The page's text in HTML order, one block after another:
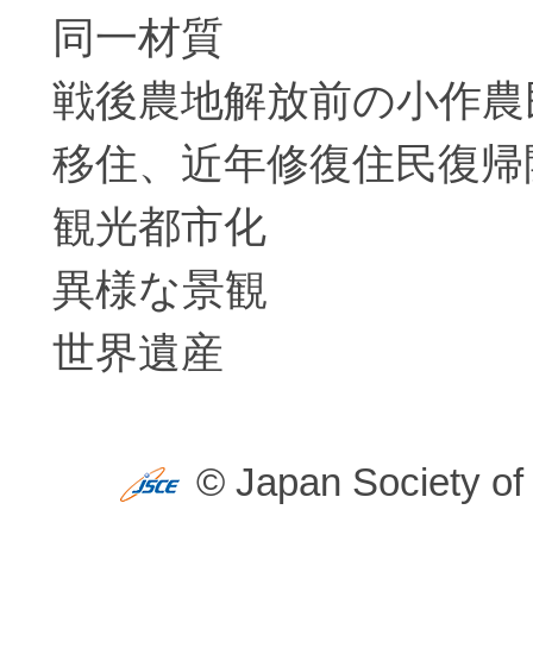
同一材質
戦後農地解放前の小作
移住、近年修復住民復
観光都市化
異様な景観
世界遺産
© Japan Society